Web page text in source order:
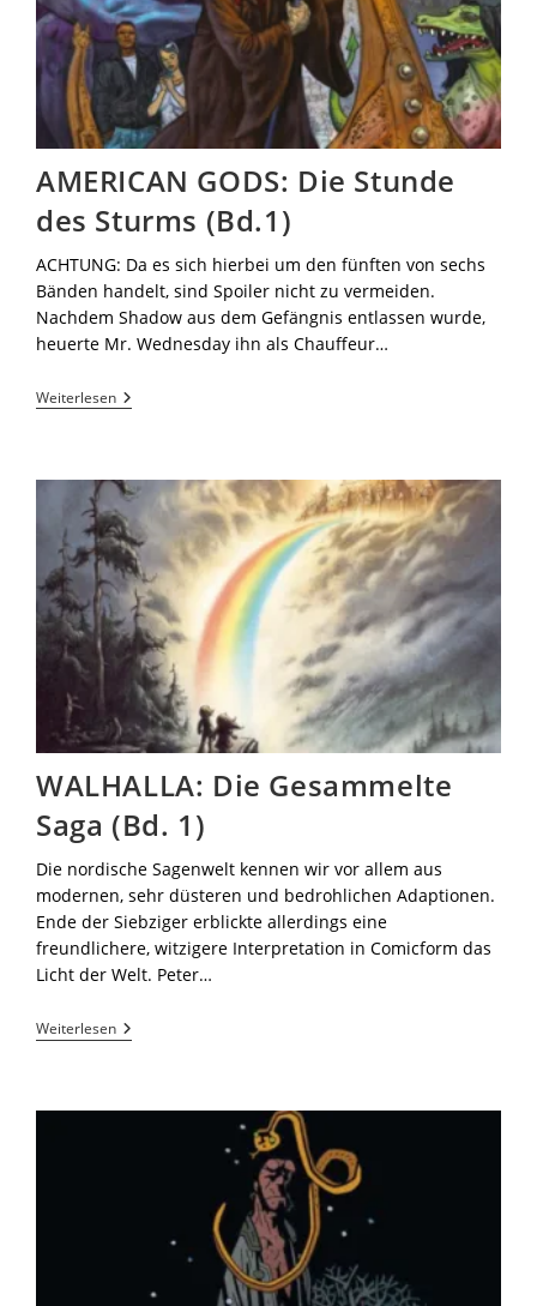
AMERICAN GODS: Die Stunde
des Sturms (Bd.1)
ACHTUNG: Da es sich hierbei um den fünften von sechs
Bänden handelt, sind Spoiler nicht zu vermeiden.
Nachdem Shadow aus dem Gefängnis entlassen wurde,
heuerte Mr. Wednesday ihn als Chauffeur…
Weiterlesen
WALHALLA: Die Gesammelte
Saga (Bd. 1)
Die nordische Sagenwelt kennen wir vor allem aus
modernen, sehr düsteren und bedrohlichen Adaptionen.
Ende der Siebziger erblickte allerdings eine
freundlichere, witzigere Interpretation in Comicform das
Licht der Welt. Peter…
Weiterlesen